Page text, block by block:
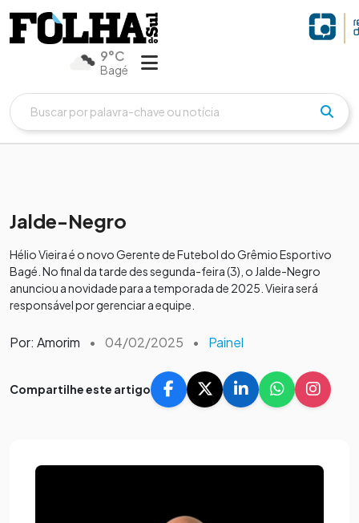
9°C
Bagé
Jalde-Negro
Hélio Vieira é o novo Gerente de Futebol do Grêmio Esportivo
Bagé. No final da tarde des segunda-feira (3), o Jalde-Negro
anunciou a novidade para a temporada de 2025. Vieira será
responsável por gerenciar a equipe.
Por: Amorim • 04/02/2025 • Painel
Compartilhe este artigo